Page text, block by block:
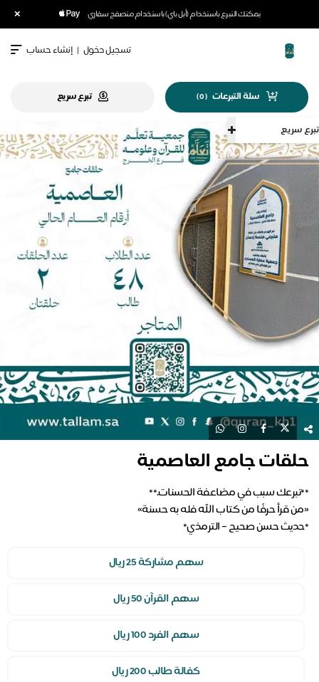
يمكنك التبرع باستخدام (أبل باي) باستخدام متصفح سفاري ×
تبرع سريع
تسجيل دخول | إنشاء حساب
سلة التبرعات (
0
) تبرع سريع
حلقات جامع العاصمية
*حديث حسن صحيح – الترمذي*
سهم مشاركة 25 ريال
سهم القرآن 50 ريال
سهم الفرد 100 ريال
كفالة طالب 200 ريال